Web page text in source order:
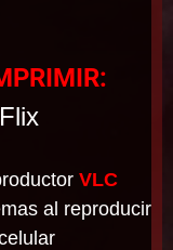
VLC
al reproducir